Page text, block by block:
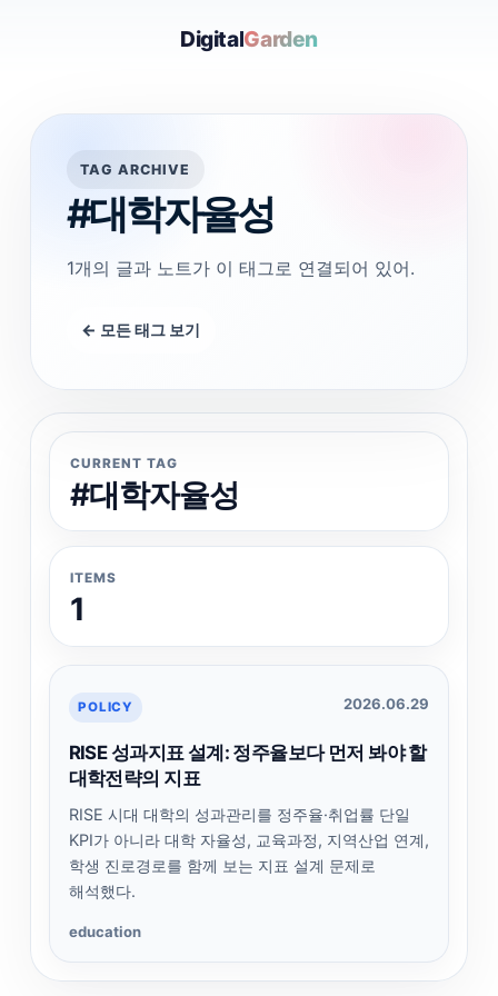
DigitalGarden
TAG ARCHIVE
#대학자율성
1개의 글과 노트가 이 태그로 연결되어 있어.
← 모든 태그 보기
CURRENT TAG
#대학자율성
ITEMS
1
POLICY 2026.06.29
RISE 성과지표 설계: 정주율보다 먼저 봐야 할
대학전략의 지표
RISE 시대 대학의 성과관리를 정주율·취업률 단일
KPI가 아니라 대학 자율성, 교육과정, 지역산업 연계,
학생 진로경로를 함께 보는 지표 설계 문제로
해석했다.
education